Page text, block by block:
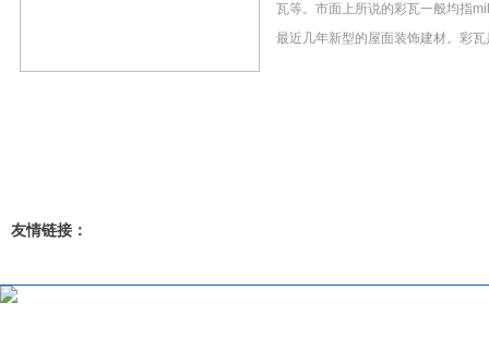
瓦等。市面上所说的彩瓦一般均指
最近几年新型的屋面装饰建材。彩
友情链接：